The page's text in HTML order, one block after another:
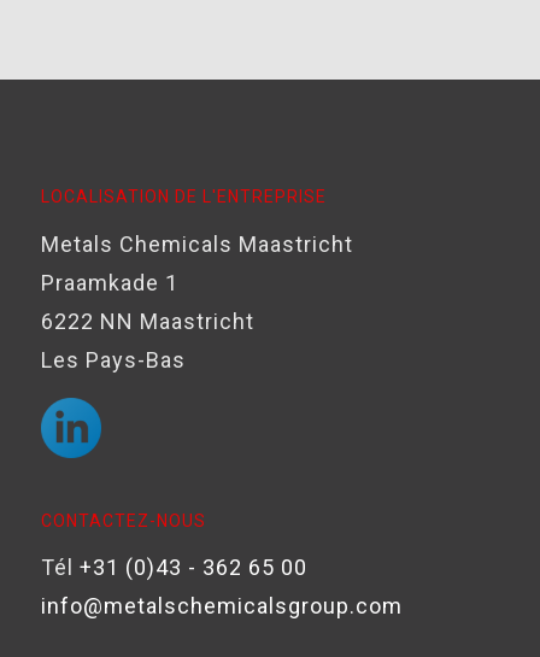
LOCALISATION DE L'ENTREPRISE
Metals Chemicals Maastricht
Praamkade 1
6222 NN Maastricht
Les Pays-Bas
CONTACTEZ-NOUS
Tél +31 (0)43 - 362 65 00
info@metalschemicalsgroup.com